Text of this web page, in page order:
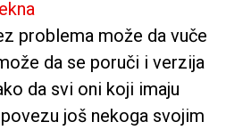
problema može da vuče
da se poruči i verzija
da svi oni koji imaju
još nekoga svojim